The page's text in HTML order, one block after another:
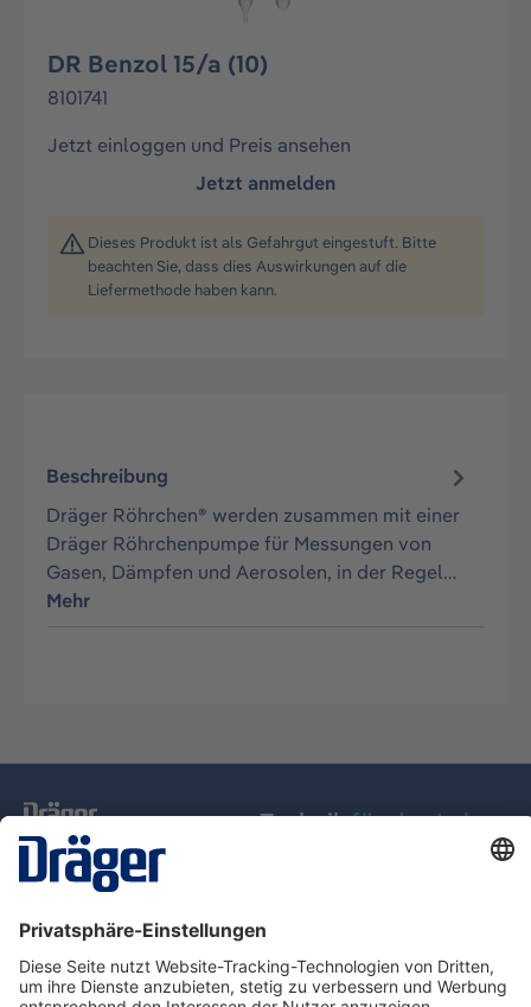
DR Benzol 15/a (10)
8101741
Jetzt einloggen und Preis ansehen
Jetzt anmelden
Dieses Produkt ist als Gefahrgut eingestuft. Bitte
beachten Sie, dass dies Auswirkungen auf die
Liefermethode haben kann.
Beschreibung
Dräger Röhrchen® werden zusammen mit einer
Dräger Röhrchenpumpe für Messungen von
Gasen, Dämpfen und Aerosolen, in der Regel…
Mehr
Technikfür das Leben
Service-Hotline
Über Dräger